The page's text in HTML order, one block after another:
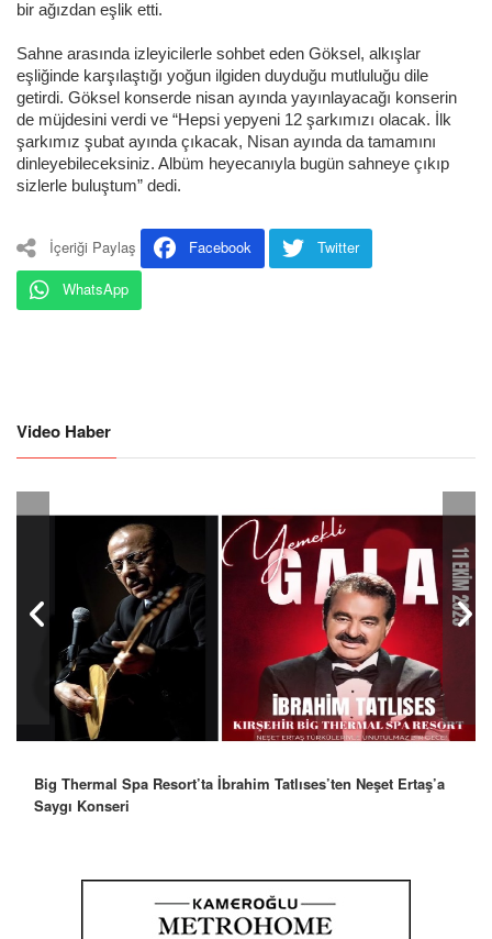
bir ağızdan eşlik etti.
Sahne arasında izleyicilerle sohbet eden Göksel, alkışlar
eşliğinde karşılaştığı yoğun ilgiden duyduğu mutluluğu dile
getirdi. Göksel konserde nisan ayında yayınlayacağı konserin
de müjdesini verdi ve “Hepsi yepyeni 12 şarkımızı olacak. İlk
şarkımız şubat ayında çıkacak, Nisan ayında da tamamını
dinleyebileceksiniz. Albüm heyecanıyla bugün sahneye çıkıp
sizlerle buluştum” dedi.
İçeriği Paylaş Facebook
Twitter
WhatsApp
Video Haber
Big Thermal Spa Resort’ta İbrahim Tatlıses’ten Neşet Ertaş’a
Saygı Konseri